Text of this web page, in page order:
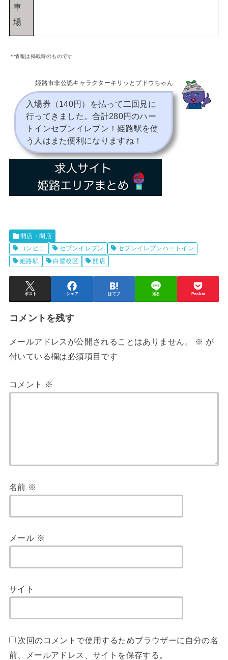
車
場
＊情報は掲載時のものです
姫路市非公認キャラクターキリッとブドウちゃん
入場券（140円）を払って二回見に
行ってきました。合計280円のハー
トインセブンイレブン！姫路駅を使
う人はまた便利になりますね！
開店・閉店
コンビニ
セブンイレブン
セブンイレブンハートイン
姫路駅
白鷺校区 開店
ポスト シェア はてブ 送る Pocket
コメントを残す
メールアドレスが公開されることはありません。 ※ が
付いている欄は必須項目です
コメント ※
名前 ※
メール ※
サイト
次回のコメントで使用するためブラウザーに自分の名
前、メールアドレス、サイトを保存する。